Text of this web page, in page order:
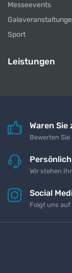
Messeevents
Sport
Leistungen
Waren
Bewerten
Wir stehen
Social
Folgt uns auf